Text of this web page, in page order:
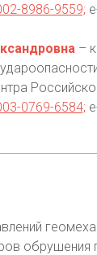
8986-9559;
–
0769-6584;